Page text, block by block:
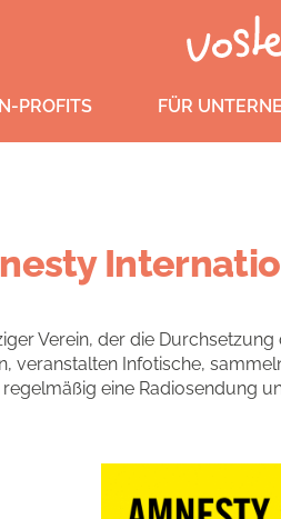
PROFITS FÜR
Verein, der die
veranstalten Infotische,
regelmäßig eine Radiosendung